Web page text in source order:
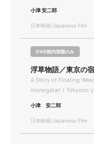
小津 安二郎
日本映画/Japanese Film
DVD館内視聴のみ
浮草物語／東京の宿
A Story of Floating
monogatari / Tokyono
小津 安二郎
日本映画/Japanese Film